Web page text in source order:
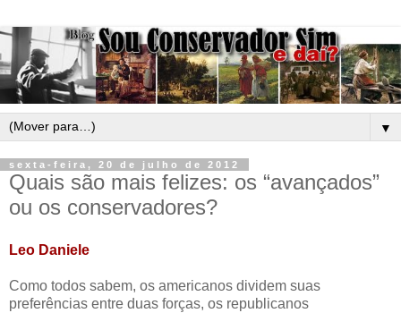
▼
sexta-feira, 20 de julho de 2012
Quais são mais felizes: os “avançados”
ou os conservadores?
Leo Daniele
Como todos sabem, os americanos dividem suas
preferências entre duas forças, os republicanos